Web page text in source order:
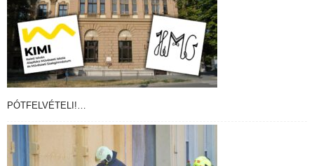
PÓTFELVÉTELI!…